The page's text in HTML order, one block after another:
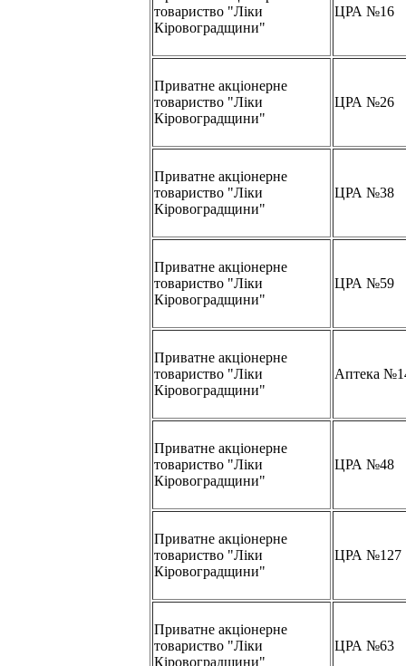
товариство "Ліки
Кіровоградщини"
ЦРА №16
Приватне акціонерне
товариство "Ліки
Кіровоградщини"
ЦРА №26
Приватне акціонерне
товариство "Ліки
Кіровоградщини"
ЦРА №38
Приватне акціонерне
товариство "Ліки
Кіровоградщини"
ЦРА №59
Приватне акціонерне
товариство "Ліки
Кіровоградщини"
Аптека
Приватне акціонерне
товариство "Ліки
Кіровоградщини"
ЦРА №48
Приватне акціонерне
товариство "Ліки
Кіровоградщини"
ЦРА №127
Приватне акціонерне
товариство "Ліки
Кіровоградщини"
ЦРА №63